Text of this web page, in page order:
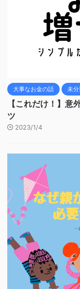
大事なお金の話 未
【これだけ！】意
ツ
2023/1/4